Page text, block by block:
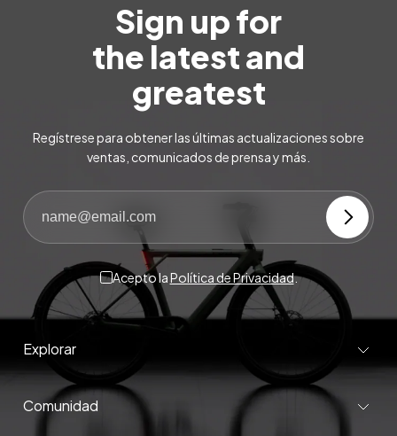
Sign up for
the latest and
greatest
Regístrese para obtener las últimas actualizaciones sobre
ventas, comunicados de prensa y más.
Acepto laPolítica de Privacidad.
Explorar
Comunidad